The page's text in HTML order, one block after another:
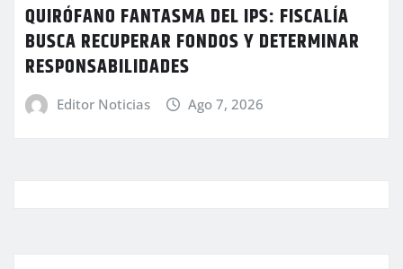
QUIRÓFANO FANTASMA DEL IPS: FISCALÍA
BUSCA RECUPERAR FONDOS Y DETERMINAR
RESPONSABILIDADES
Editor Noticias Ago 7, 2026